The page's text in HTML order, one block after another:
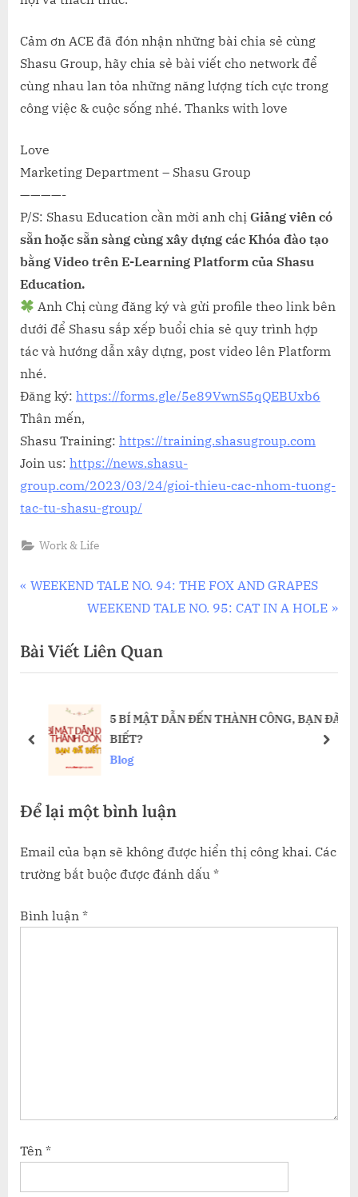
Cảm ơn ACE đã đón nhận những bài chia sẻ cùng
Shasu Group, hãy chia sẻ bài viết cho network để
cùng nhau lan tỏa những năng lượng tích cực trong
công việc & cuộc sống nhé. Thanks with love
Love
Marketing Department – Shasu Group
————-
P/S: Shasu Education cần mời anh chị Giảng viên có
sẵn hoặc sẵn sàng cùng xây dựng các Khóa đào tạo
bằng Video trên E-Learning Platform của Shasu
Education.
Anh Chị cùng đăng ký và gửi profile theo link bên
dưới để Shasu sắp xếp buổi chia sẻ quy trình hợp
tác và hướng dẫn xây dựng, post video lên Platform
nhé.
Đăng ký: https://forms.gle/5e89VwnS5qQEBUxb6
Thân mến,
Shasu Training: https://training.shasugroup.com
Join us: https://news.shasu-
group.com/2023/03/24/gioi-thieu-cac-nhom-tuong-
tac-tu-shasu-group/
Work & Life
Điều
bài
P
v
i
s
s
:
WEEKEND TALE NO. 94: THE FOX AND GRAPES
N
x
t
o
s
t
WEEKEND TALE NO. 95: CAT IN A HOLE
Bài Viết Liên Quan
5 BÍ MẬT DẪN ĐẾN THÀNH CÔNG, BẠN ĐÃ
BIẾT?
Blog
prev next
Để lại một bình luận
Email của bạn sẽ không được hiển thị công khai. Các
trường bắt buộc được đánh dấu *
Bình luận *
Tên *